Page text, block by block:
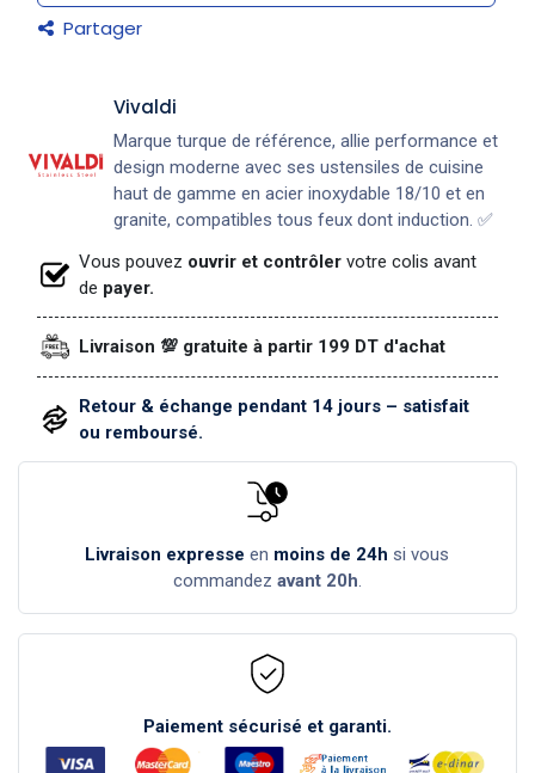
Partager
Vivaldi
Marque turque de référence, allie performance et
design moderne avec ses ustensiles de cuisine
haut de gamme en acier inoxydable 18/10 et en
granite, compatibles tous feux dont induction. ✅
Vous pouvez ouvrir et contrôler votre colis avant
de payer.
Livraison 💯 gratuite à partir 199 DT d'achat
Retour & échange pendant 14 jours – satisfait
ou remboursé.
Livraison expresse en moins de 24h si vous
commandez avant 20h.
Paiement sécurisé et garanti.